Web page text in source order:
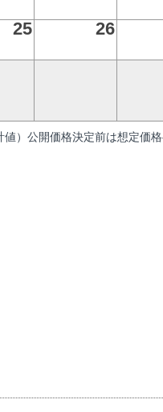
25 26
）公開価格決定前は想定価